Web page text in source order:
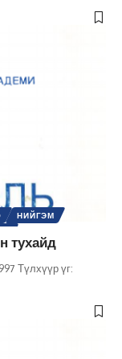
НИЙГЭМ
тухайд
Түлхүүр үг: